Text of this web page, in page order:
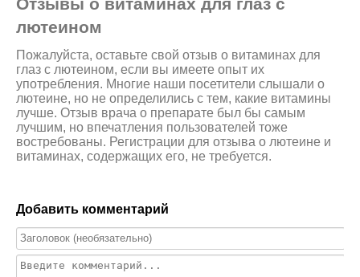
Отзывы о витаминах для глаз с
лютеином
Пожалуйста, оставьте свой отзыв о витаминах для
глаз с лютеином, если вы имеете опыт их
употребления. Многие наши посетители слышали о
лютеине, но не определились с тем, какие витамины
лучше. Отзыв врача о препарате был бы самым
лучшим, но впечатления пользователей тоже
востребованы. Регистрации для отзыва о лютеине и
витаминах, содержащих его, не требуется.
Добавить комментарий